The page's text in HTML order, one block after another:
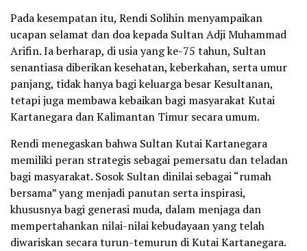
Pada kesempatan itu, Rendi Solihin menyampaikan
ucapan selamat dan doa kepada Sultan Adji Muhammad
Arifin. Ia berharap, di usia yang ke-75 tahun, Sultan
senantiasa diberikan kesehatan, keberkahan, serta umur
panjang, tidak hanya bagi keluarga besar Kesultanan,
tetapi juga membawa kebaikan bagi masyarakat Kutai
Kartanegara dan Kalimantan Timur secara umum.
Rendi menegaskan bahwa Sultan Kutai Kartanegara
memiliki peran strategis sebagai pemersatu dan teladan
bagi masyarakat. Sosok Sultan dinilai sebagai “rumah
bersama” yang menjadi panutan serta inspirasi,
khususnya bagi generasi muda, dalam menjaga dan
mempertahankan nilai-nilai kebudayaan yang telah
diwariskan secara turun-temurun di Kutai Kartanegara.